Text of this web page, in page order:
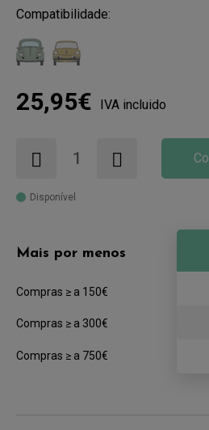
Compatibilidade:
25,95€ IVA incluido
Disponível
Mais por menos
Compras ≥ a 150€
Compras ≥ a 300€
Compras ≥ a 750€